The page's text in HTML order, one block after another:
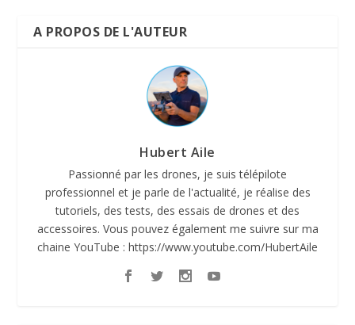
A PROPOS DE L'AUTEUR
Hubert Aile
Passionné par les drones, je suis télépilote
professionnel et je parle de l'actualité, je réalise des
tutoriels, des tests, des essais de drones et des
accessoires. Vous pouvez également me suivre sur ma
chaine YouTube : https://www.youtube.com/HubertAile